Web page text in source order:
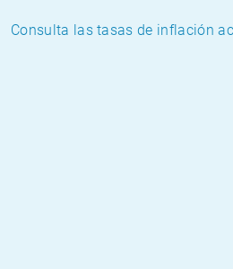
Consulta las tasas de inflación